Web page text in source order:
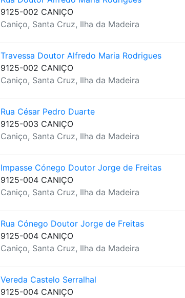
9125-002 CANIÇO
Caniço, Santa Cruz, Ilha da Madeira
Travessa Doutor Alfredo Maria Rodrigues
9125-002 CANIÇO
Caniço, Santa Cruz, Ilha da Madeira
Rua César Pedro Duarte
9125-003 CANIÇO
Caniço, Santa Cruz, Ilha da Madeira
Impasse Cónego Doutor Jorge de Freitas
9125-004 CANIÇO
Caniço, Santa Cruz, Ilha da Madeira
Rua Cónego Doutor Jorge de Freitas
9125-004 CANIÇO
Caniço, Santa Cruz, Ilha da Madeira
Vereda Castelo Serralhal
9125-004 CANIÇO